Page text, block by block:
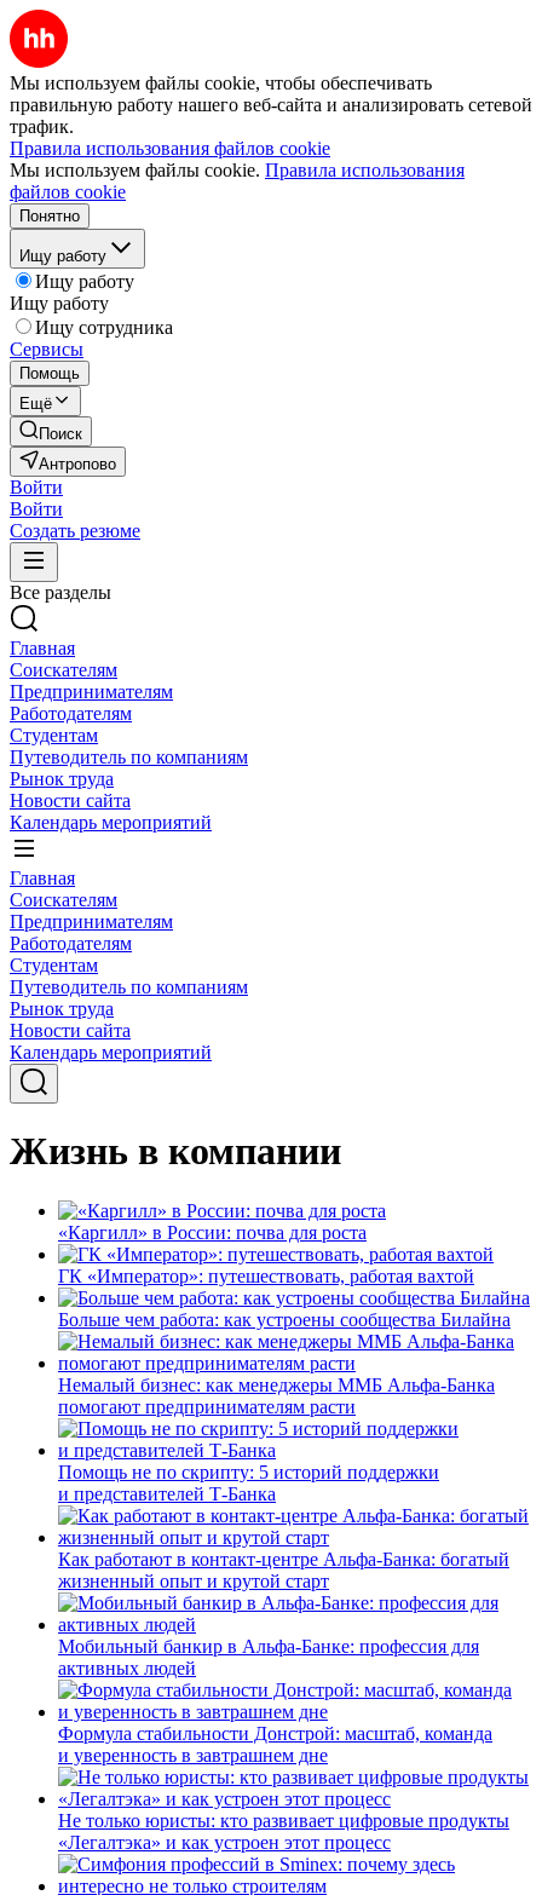
Мы используем файлы cookie, чтобы обеспечивать
правильную работу нашего веб-сайта и анализировать сетевой
трафик.
Правила использования файлов cookie
Мы используем файлы cookie. Правила использования
файлов cookie
Понятно
Ищу работу
Ищу работу
Ищу работу
Ищу сотрудника
Сервисы
Помощь
Ещё
Поиск
Антропово
Войти
Войти
Создать резюме
Все разделы
Главная
Соискателям
Предпринимателям
Работодателям
Студентам
Путеводитель по компаниям
Рынок труда
Новости сайта
Календарь мероприятий
Главная
Соискателям
Предпринимателям
Работодателям
Студентам
Путеводитель по компаниям
Рынок труда
Новости сайта
Календарь мероприятий
Жизнь в компании
«Каргилл» в России: почва для роста
ГК «Император»: путешествовать, работая вахтой
Больше чем работа: как устроены сообщества Билайна
Немалый бизнес: как менеджеры ММБ Альфа-Банка
помогают предпринимателям расти
Помощь не по скрипту: 5 историй поддержки
и представителей Т-Банка
Как работают в контакт-центре Альфа-Банка: богатый
жизненный опыт и крутой старт
Мобильный банкир в Альфа-Банке: профессия для
активных людей
Формула стабильности Донстрой: масштаб, команда
и уверенность в завтрашнем дне
Не только юристы: кто развивает цифровые продукты
«Легалтэка» и как устроен этот процесс